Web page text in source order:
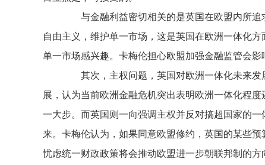
与金融利益密切相关的是英国在欧盟内所追
自由主义，维护单一市场，这是英国在欧洲一体化
单一市场感兴趣。卡梅伦担心欧盟加强金融监管会
其次，主权问题，英国对欧洲一体化未来发
展，认为当前欧洲金融危机突出表明欧洲一体化程
一大步。而英国则一向强调主权并反对搞超国家的
来。卡梅伦认为，如果同意欧盟修约，英国的某些
忧虑统一财政政策将会推动欧盟进一步朝联邦制的方